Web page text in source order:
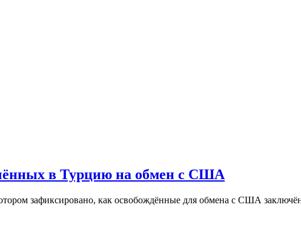
в Турцию на обмен с США
зафиксировано, как освобождённые для обмена с США